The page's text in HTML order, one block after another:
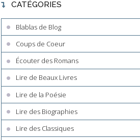
CATÉGORIES
Blablas de Blog
Coups de Coeur
Écouter des Romans
Lire de Beaux Livres
Lire de la Poésie
Lire des Biographies
Lire des Classiques